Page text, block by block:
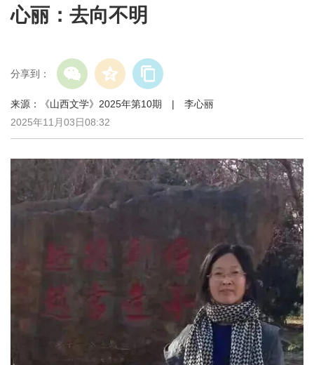
心丽：去向不明
分享到：
来源：《山西文学》2025年第10期 | 李心丽
2025年11月03日08:32